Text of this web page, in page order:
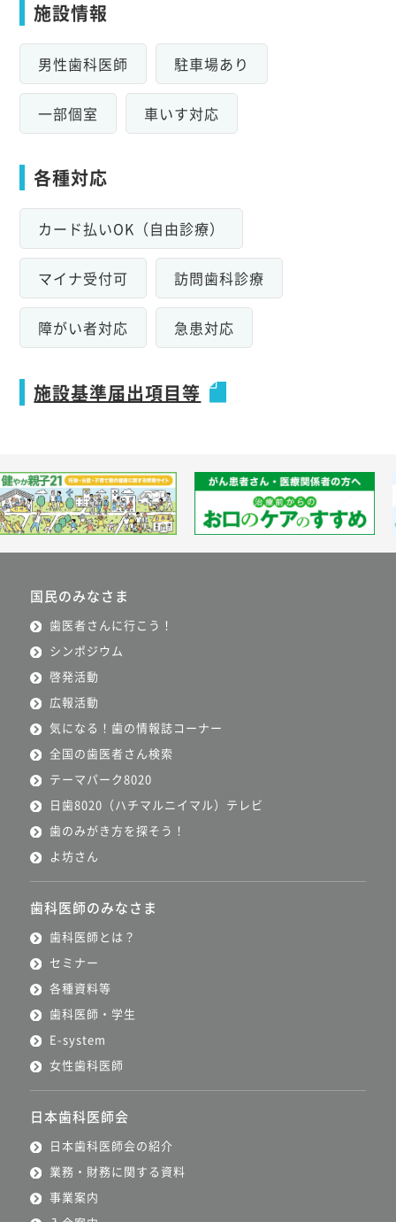
施設情報
男性歯科医師 駐車場あり
一部個室 車いす対応
各種対応
カード払いOK（自由診療）
マイナ受付可 訪問歯科診療
障がい者対応 急患対応
施設基準届出項目等
国民のみなさま
歯医者さんに行こう！
シンポジウム
啓発活動
広報活動
気になる！歯の情報誌コーナー
全国の歯医者さん検索
テーマパーク8020
日歯8020（ハチマルニイマル）テレビ
歯のみがき方を探そう！
よ坊さん
歯科医師のみなさま
歯科医師とは？
セミナー
各種資料等
歯科医師・学生
E-system
女性歯科医師
日本歯科医師会
日本歯科医師会の紹介
業務・財務に関する資料
事業案内